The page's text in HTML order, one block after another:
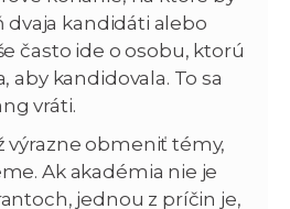
dvaja kandidáti alebo
často ide o osobu, ktorú
aby kandidovala. To sa
vráti.
výrazne obmeniť témy,
Ak akadémia nie je
jednou z príčin je,